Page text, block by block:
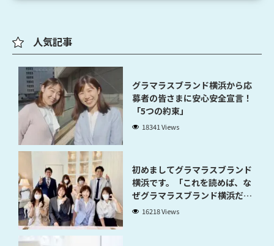
人気記事
グラマラスブランド横浜から応
募者の皆さまに安心安全宣言！
「5つの約束」
18341 Views
初めましてグラマラスブランド
横浜です。「これを読めば、な
ぜグラマラスブランド横浜だと
稼げるのかが分かります」
16218 Views